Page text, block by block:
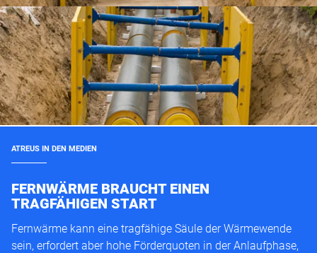
ATREUS IN DEN MEDIEN
FERNWÄRME BRAUCHT EINEN
TRAGFÄHIGEN START
Fernwärme kann eine tragfähige Säule der Wärmewende
sein, erfordert aber hohe Förderquoten in der Anlaufphase,